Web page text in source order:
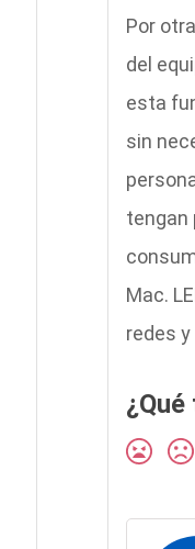
Por
del
esta
sin
tengan
Mac.
redes